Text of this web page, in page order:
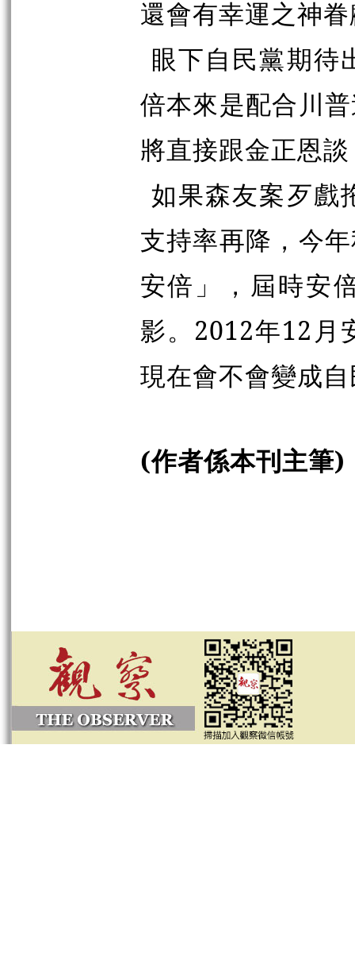
還會有幸運之神
眼下自民黨期待
倍本來是配合川
將直接跟金正恩
如果森友案歹戲
支持率再降，今
安倍」，屆時安
影。2012年12月
現在會不會變成
(作者係本刊主筆)